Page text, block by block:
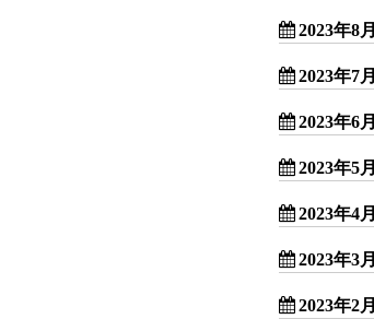
2023年8月
2023年7月
2023年6月
2023年5月
2023年4月
2023年3月
2023年2月